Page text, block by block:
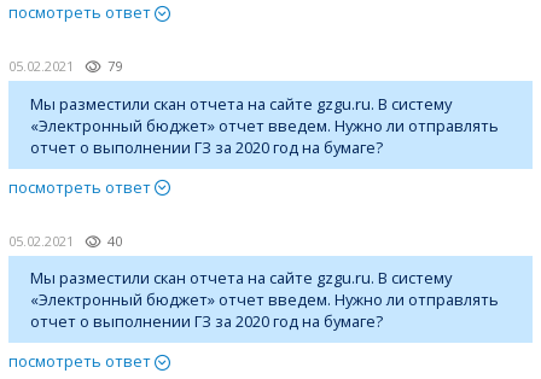
посмотреть ответ
05.02.2021 79
Мы разместили скан отчета на сайте gzgu.ru. В систему
«Электронный бюджет» отчет введем. Нужно ли отправлять
отчет о выполнении ГЗ за 2020 год на бумаге?
посмотреть ответ
05.02.2021 40
Мы разместили скан отчета на сайте gzgu.ru. В систему
«Электронный бюджет» отчет введем. Нужно ли отправлять
отчет о выполнении ГЗ за 2020 год на бумаге?
посмотреть ответ